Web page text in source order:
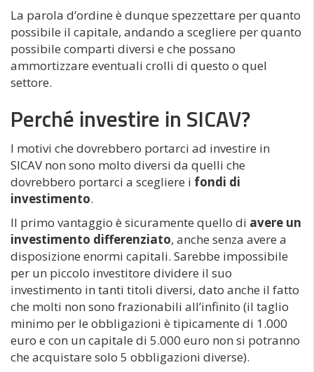
La parola d’ordine è dunque spezzettare per quanto
possibile il capitale, andando a scegliere per quanto
possibile comparti diversi e che possano
ammortizzare eventuali crolli di questo o quel
settore.
Perché investire in SICAV?
I motivi che dovrebbero portarci ad investire in
SICAV non sono molto diversi da quelli che
dovrebbero portarci a scegliere i fondi di
investimento.
Il primo vantaggio è sicuramente quello di avere un
investimento differenziato, anche senza avere a
disposizione enormi capitali. Sarebbe impossibile
per un piccolo investitore dividere il suo
investimento in tanti titoli diversi, dato anche il fatto
che molti non sono frazionabili all’infinito (il taglio
minimo per le obbligazioni è tipicamente di 1.000
euro e con un capitale di 5.000 euro non si potranno
che acquistare solo 5 obbligazioni diverse).